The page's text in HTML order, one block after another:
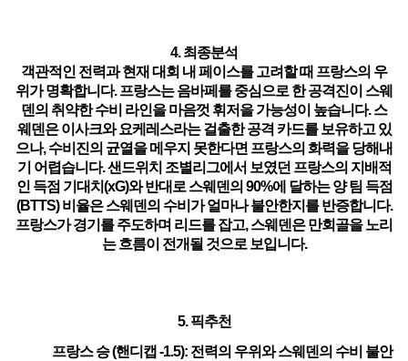
4. 최종분석
객관적인 전력과 현재 대회 내 페이스를 고려할 때 프랑스의 우
위가 명확합니다. 프랑스는 음바페를 중심으로 한 공격진이 스웨
덴의 취약한 수비 라인을 마음껏 휘저을 가능성이 높습니다. 스
웨덴은 이사크와 요케레스라는 걸출한 공격 카드를 보유하고 있
으나, 수비진의 균열을 메우지 못한다면 프랑스의 화력을 당해내
기 어렵습니다. 샌드위치 조별리그에서 보였던 프랑스의 지배적
인 득점 기대치(xG)와 반대로 스웨덴의 90%에 달하는 양 팀 득점
(BTTS) 비율은 스웨덴의 수비가 얼마나 불안한지를 반증합니다.
프랑스가 경기를 주도하며 리드를 잡고, 스웨덴은 만회골을 노리
는 흐름이 전개될 것으로 보입니다.
5. 픽추천
프랑스 승 (핸디캡 -1.5): 전력의 우위와 스웨덴의 수비 불안